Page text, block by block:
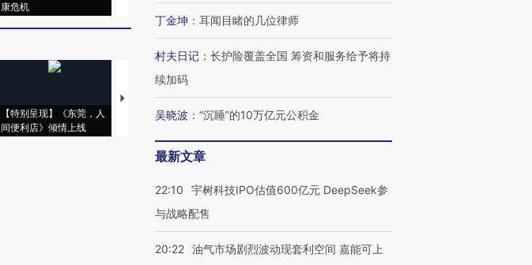
康危机
心“花钱找虐”？
毒品
育部长拱下台
【特别呈现】《东莞，人
间便利店》倾情上线
【推广】走进第四届链博
会，让数智科技“链”接产
【特别呈现】寻找100种
【商旅对话】华住集团
丁金坤 ： 耳闻目睹的几位律师
村夫日记 ： 长护险覆盖全国 筹资和服务给予将持
续加码
吴晓波 ： “沉睡”的10万亿元公积金
最新文章
22:10
宇树科技IPO估值600亿元 DeepSeek参
与战略配售
20:22 油气市场剧烈波动现套利空间 嘉能可上